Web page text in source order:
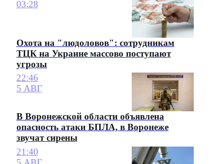
03:28
Охота на "людоловов": сотрудникам
ТЦК на Украине массово поступают
угрозы
22:46
5 АВГ
В Воронежской области объявлена
опасность атаки БПЛА, в Воронеже
звучат сирены
21:40